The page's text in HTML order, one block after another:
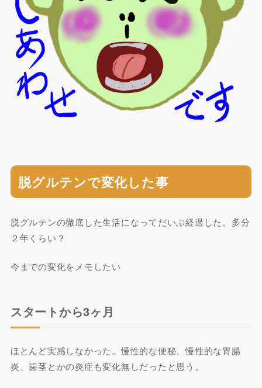
脱グルテンで変化した事
脱グルテンの徹底した生活になってだいぶ経過した。多分
２年くらい？
今までの変化をメモしたい
スタートから3ヶ月
ほとんど実感しなかった。慢性的な便秘、慢性的な胃腸
炎、歯茎とかの炎症も変化無しだったと思う。